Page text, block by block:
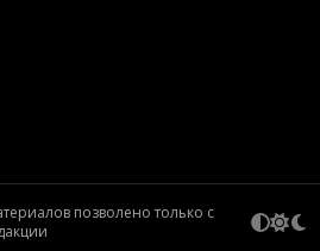
позволено только с